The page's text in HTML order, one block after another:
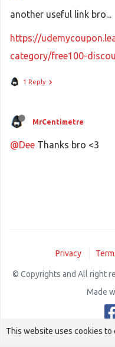
another useful link bro...
https://
category/free100-
1 Reply
MrCentimetre
@Dee Thanks bro <3
Privacy
© Copyrights and All right
Made
This website uses cookies